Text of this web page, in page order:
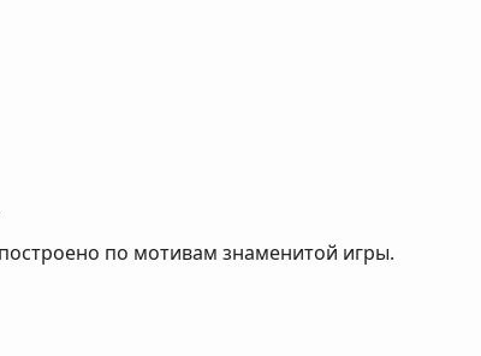
по мотивам знаменитой игры.